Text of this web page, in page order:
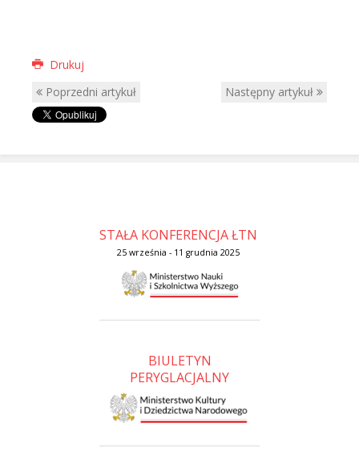
Drukuj
Poprzedni artykuł
Następny artykuł
STAŁA KONFERENCJA ŁTN
25 września - 11 grudnia 2025
BIULETYN
PERYGLACJALNY